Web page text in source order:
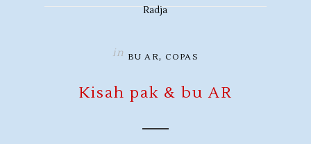
Radja
in BU AR, COPAS
Kisah pak & bu AR